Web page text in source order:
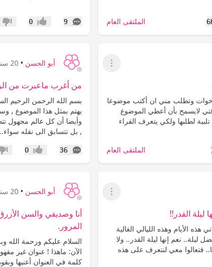
الملتقى العام 9
التعليقات إعجاب0 عدم
عرض القائمة
وتطلب مني ان أكتب موضوعا
لايسمح بأن أعطي الموضوع
لطلبها ولكي يتعرف القراء
الملتقى العام
أبو الحسن • 20 سنة
من أغرب ماعبرت من
بسم الله الرحمن الرحيم
يهتم بمثل هذا الموضوع ,
وأيضا أن كل عالم مجهول
, بل تتسابق الى نقله
36
التعليقات إعجاب0
عرض القائمة
ليلة القدر!!
الأيام وهذه الليالي الغالية
نعم إنها ليلة القدر.. ولا
فتعالوا معي لنتعرف على هذه
أبو الحسن • 20 سنة
أنا وصديقي والسن
المرور.
السلام عليكم ورحمة الله
الآن: ماهذا ! عنوان غير
كلمة في العنوان أعنيها